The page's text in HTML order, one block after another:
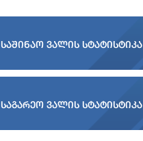
საშინაო ვალის სტატისტიკა
საგარეო ვალის სტატისტიკა